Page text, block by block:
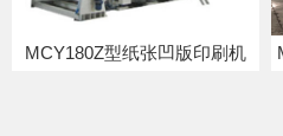
MCY180Z型纸张凹版印刷机